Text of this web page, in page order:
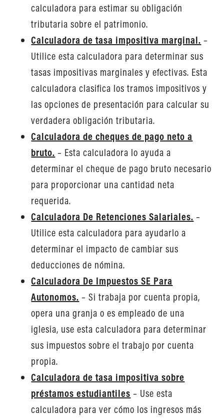
calculadora para estimar su obligación
tributaria sobre el patrimonio.
Calculadora de tasa impositiva marginal. –
Utilice esta calculadora para determinar sus
tasas impositivas marginales y efectivas. Esta
calculadora clasifica los tramos impositivos y
las opciones de presentación para calcular su
verdadera obligación tributaria.
Calculadora de cheques de pago neto a
bruto. – Esta calculadora lo ayuda a
determinar el cheque de pago bruto necesario
para proporcionar una cantidad neta
requerida.
Calculadora De Retenciones Salariales. –
Utilice esta calculadora para ayudarlo a
determinar el impacto de cambiar sus
deducciones de nómina.
Calculadora De Impuestos SE Para
Autonomos. – Si trabaja por cuenta propia,
opera una granja o es empleado de una
iglesia, use esta calculadora para determinar
sus impuestos sobre el trabajo por cuenta
propia.
Calculadora de tasa impositiva sobre
préstamos estudiantiles – Use esta
calculadora para ver cómo los ingresos más